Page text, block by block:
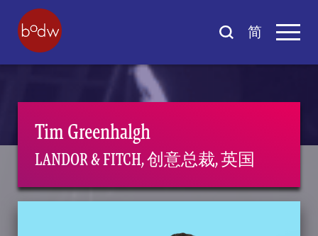
简
Tim Greenhalgh
LANDOR & FITCH, 创意总裁, 英国